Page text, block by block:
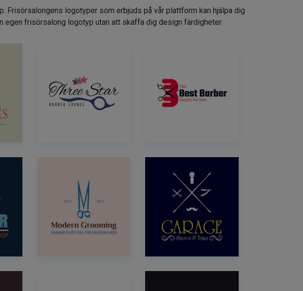
logotyper som erbjuds på vår plattform kan hjälpa dig
egen frisörsalong logotyp utan att skaffa dig design färdigheter.